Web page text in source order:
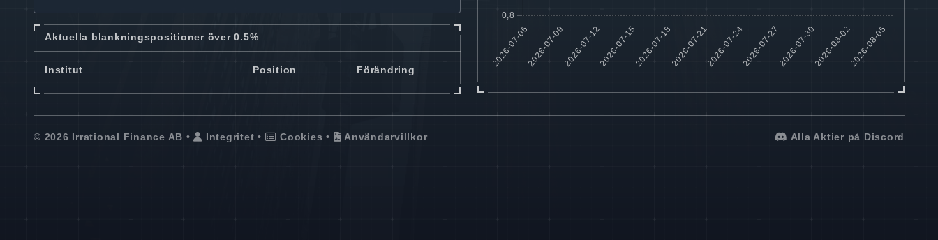
Aktuella blankningspositioner över 0.5%
Institut Position Förändring
© 2026 Irrational Finance AB • Integritet • Cookies • Användarvillkor Alla Aktier på Discord